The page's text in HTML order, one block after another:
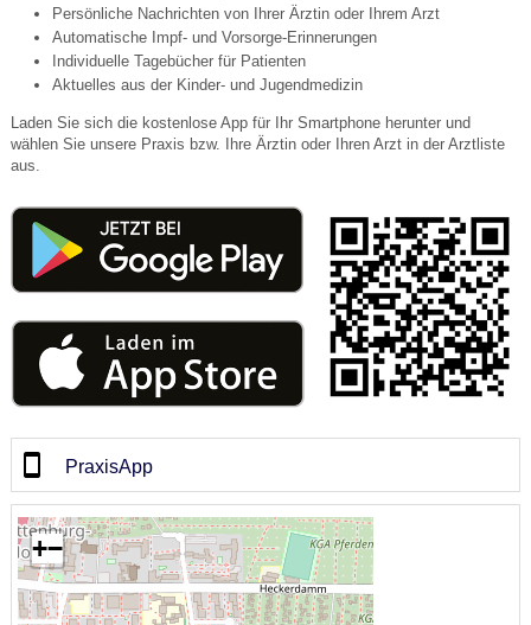
Persönliche Nachrichten von Ihrer Ärztin oder Ihrem Arzt
Automatische Impf- und Vorsorge-Erinnerungen
Individuelle Tagebücher für Patienten
Aktuelles aus der Kinder- und Jugendmedizin
Laden Sie sich die kostenlose App für Ihr Smartphone herunter und
wählen Sie unsere Praxis bzw. Ihre Ärztin oder Ihren Arzt in der Arztliste
aus.
PraxisApp
+−